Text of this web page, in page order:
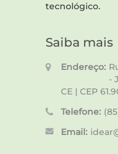
tecnológico.
Saiba mais
Endereço:
-
CE | CEP
Telefone:
Email: